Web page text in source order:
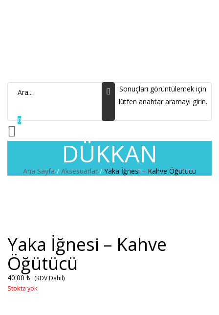
Sonuçları görüntülemek için
lütfen anahtar aramayı girin.
0
DÜKKAN
Ana Sayfa / Aksesuarlar / Yaka İğnesi – Kahve Öğütücü
Yaka İğnesi – Kahve
Öğütücü
40.00₺ (KDV Dahil)
Stokta yok